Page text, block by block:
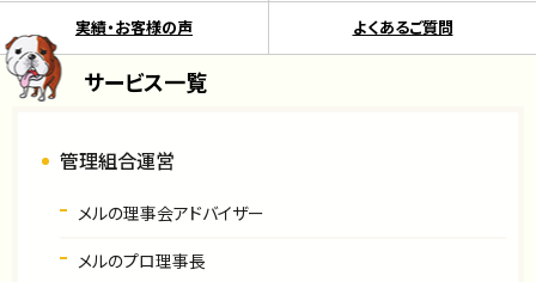
実績・お客様の声 よくあるご質問
サービス一覧
管理組合運営
メルの理事会アドバイザー
メルのプロ理事長